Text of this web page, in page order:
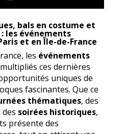
bals en costume et
les événements
et en Île-de-France
les événements
ces dernières
uniques de
fascinantes. Que ce
thématiques, des
soirées historiques,
présente des